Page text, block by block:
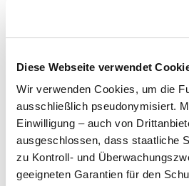
Diese Webseite verwendet
Wir verwenden Cookies, um die
ausschließlich pseudonymisiert.
Einwilligung – auch von
ausgeschlossen, dass staatliche
zu Kontroll- und
geeigneten Garantien für den